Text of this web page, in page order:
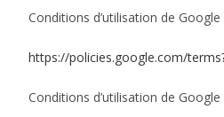
Conditions d’utilisation de Google
https://policies.google.com/
Conditions d’utilisation de Google